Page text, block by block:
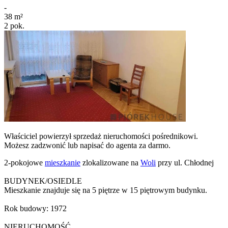
-
38 m²
2 pok.
Właściciel powierzył sprzedaż nieruchomości pośrednikowi.
Możesz zadzwonić lub napisać do agenta za darmo.
2-pokojowe mieszkanie zlokalizowane na Woli przy ul. Chłodnej
BUDYNEK/OSIEDLE
Mieszkanie znajduje się na 5 piętrze w 15 piętrowym budynku.
Rok budowy: 1972